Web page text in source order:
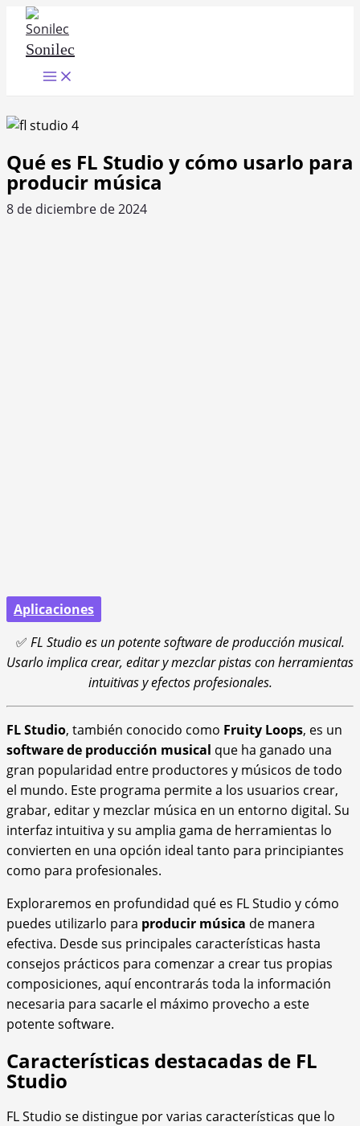
contenido
Sonilec
Main
Menu
Qué es FL Studio y cómo usarlo para
producir música
8 de diciembre de 2024
Aplicaciones
✅ FL Studio es un potente software de producción musical.
Usarlo implica crear, editar y mezclar pistas con herramientas
intuitivas y efectos profesionales.
FL Studio, también conocido como Fruity Loops, es un
software de producción musical que ha ganado una
gran popularidad entre productores y músicos de todo
el mundo. Este programa permite a los usuarios crear,
grabar, editar y mezclar música en un entorno digital. Su
interfaz intuitiva y su amplia gama de herramientas lo
convierten en una opción ideal tanto para principiantes
como para profesionales.
Exploraremos en profundidad qué es FL Studio y cómo
puedes utilizarlo para producir música de manera
efectiva. Desde sus principales características hasta
consejos prácticos para comenzar a crear tus propias
composiciones, aquí encontrarás toda la información
necesaria para sacarle el máximo provecho a este
potente software.
Características destacadas de FL
Studio
FL Studio se distingue por varias características que lo